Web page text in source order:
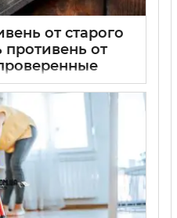
от старого
от